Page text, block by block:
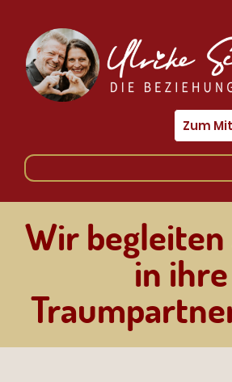
Zum
Wir begleiten
in ihre